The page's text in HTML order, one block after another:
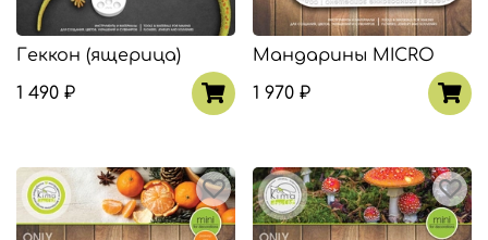
Геккон (ящерица)
1 490 ₽
Мандарины MICRO
1 970 ₽